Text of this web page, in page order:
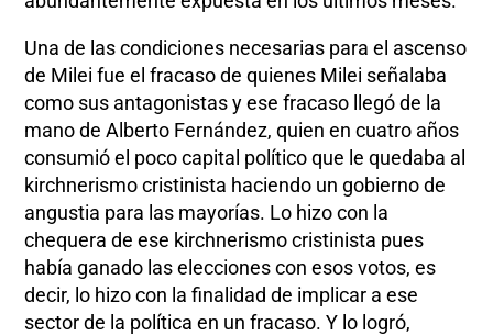
Una de las condiciones necesarias para el ascenso
de Milei fue el fracaso de quienes Milei señalaba
como sus antagonistas y ese fracaso llegó de la
mano de Alberto Fernández, quien en cuatro años
consumió el poco capital político que le quedaba al
kirchnerismo cristinista haciendo un gobierno de
angustia para las mayorías. Lo hizo con la
chequera de ese kirchnerismo cristinista pues
había ganado las elecciones con esos votos, es
decir, lo hizo con la finalidad de implicar a ese
sector de la política en un fracaso. Y lo logró,